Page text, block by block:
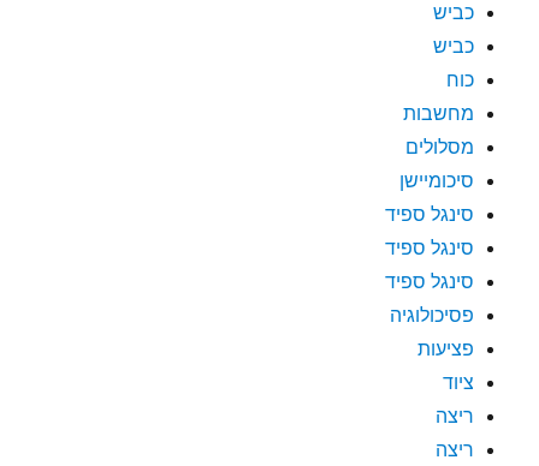
כביש
כביש
כוח
מחשבות
מסלולים
סיכומיישן
סינגל ספיד
סינגל ספיד
סינגל ספיד
פסיכולוגיה
פציעות
ציוד
ריצה
ריצה